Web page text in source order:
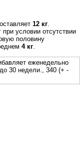
12 кг.
условии отсутствии
половину
4 кг.
еженедельно
30 недели., 340 (+ -